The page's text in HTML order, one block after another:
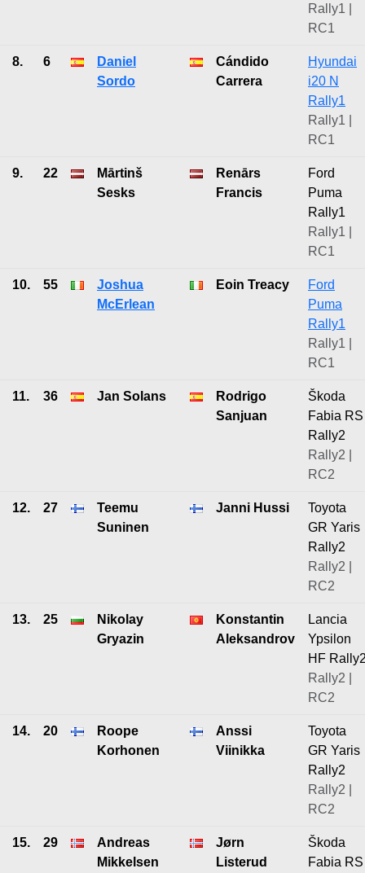
Rally1 |
RC1
8. 6
Daniel
Sordo
Cándido
Carrera
Hyundai
i20 N
Rally1
Rally1 |
RC1
9. 22
Mārtinš
Sesks
Renārs
Francis
Ford
Puma
Rally1
Rally1 |
RC1
10. 55
Joshua
McErlean
Eoin Treacy
Ford
Puma
Rally1
Rally1 |
RC1
11. 36 Jan Solans
Rodrigo
Sanjuan
Škoda
Fabia RS
Rally2
Rally2 |
RC2
12. 27
Teemu
Suninen
Janni Hussi
Toyota
GR Yaris
Rally2
Rally2 |
RC2
13. 25
Nikolay
Gryazin
Konstantin
Aleksandrov
Lancia
Ypsilon
HF
Rally2 |
RC2
14. 20
Roope
Korhonen
Anssi
Viinikka
Toyota
GR Yaris
Rally2
Rally2 |
RC2
15. 29
Andreas
Mikkelsen
Jørn
Listerud
Škoda
Fabia RS